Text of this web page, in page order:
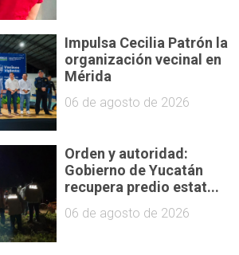
Impulsa Cecilia Patrón la
organización vecinal en
Mérida
06 de agosto de 2026
Orden y autoridad:
Gobierno de Yucatán
recupera predio estat...
06 de agosto de 2026